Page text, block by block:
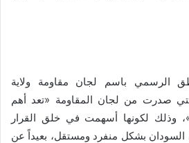
الرسمي باسم لجان مقاومة ولاية
صدرت من لجان المقاومة «تعد أهم
وذلك لكونها أسهمت في خلق القرار
بشكل منفرد ومستقل، بعيداً عن